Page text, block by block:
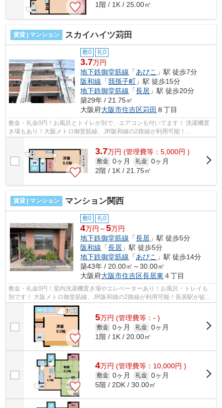
1階 / 1K / 25.00㎡
賃貸 | マンション スカイハイツ苅田
敷0 礼0
3.7万円
地下鉄御堂筋線 「あびこ 」駅 徒歩7分
阪和線 「我孫子町 」駅 徒歩15分
地下鉄御堂筋線 「長居 」駅 徒歩20分
築29年 / 21.75㎡
大阪府大阪市住吉区苅田 ８丁目
敷金・礼金0円！お風呂とトイレが別で、エアコンも付いてます！ 洗濯機置
き場もあり！大阪メトロ御堂筋線、JR阪和線の2路線が利用可能！
■□■□■□■□■□■□■□■□■□■□■□■□■□■□■□■□■□■□■□■□ ...
3.7万円 (管理費等：5,000円 )
敷金 0ヶ月 礼金 0ヶ月
2階 / 1K / 21.75㎡
賃貸 | マンション マンション関西
敷0 礼0
4万円～5万円
地下鉄御堂筋線 「長居 」駅 徒歩5分
阪和線 「長居 」駅 徒歩5分
地下鉄御堂筋線 「あびこ 」駅 徒歩14分
築43年 / 20.00㎡～30.00㎡
大阪府大阪市住吉区長居東 ４丁目
敷金・礼金0円！室内洗濯機置き場やエレベーターあり！お風呂・トレイも
別です！ 大阪メトロ御堂筋線、JR阪和線の2路線が利用可能！長居駅が徒歩
圏内です！ ■□■□■□■□■□■□■□■□■□■□■□■...
5万円 (管理費等：- )
敷金 0ヶ月 礼金 0ヶ月
1階 / 1K / 20.00㎡
4万円 (管理費等：10,000円 )
敷金 0ヶ月 礼金 0ヶ月
5階 / 2DK / 30.00㎡